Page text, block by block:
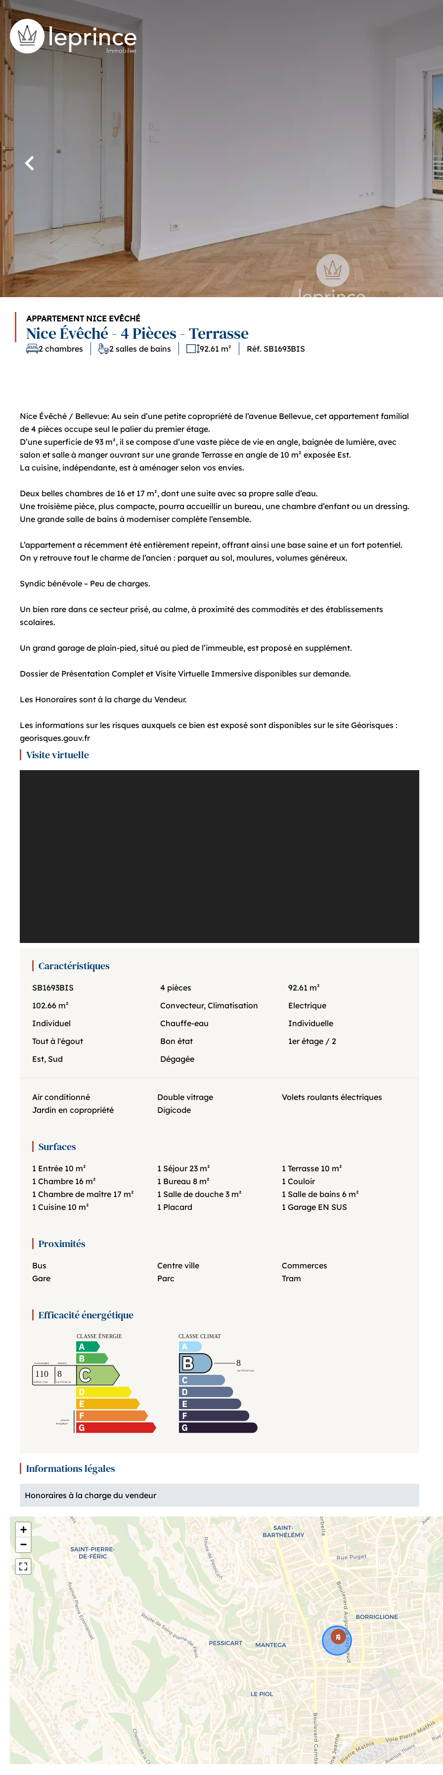
APPARTEMENT NICE EVÊCHÉ
Nice Évêché - 4 Pièces - Terrasse
2 chambres 2 salles de bains 92.61 m² Réf. SB1693BIS
Nice Évêché / Bellevue: Au sein d’une petite copropriété de l’avenue Bellevue, cet appartement familial
de 4 pièces occupe seul le palier du premier étage.
D’une superficie de 93 m², il se compose d’une vaste pièce de vie en angle, baignée de lumière, avec
salon et salle à manger ouvrant sur une grande Terrasse en angle de 10 m² exposée Est.
La cuisine, indépendante, est à aménager selon vos envies.
Deux belles chambres de 16 et 17 m², dont une suite avec sa propre salle d’eau.
Une troisième pièce, plus compacte, pourra accueillir un bureau, une chambre d’enfant ou un dressing.
Une grande salle de bains à moderniser complète l’ensemble.
L’appartement a récemment été entièrement repeint, offrant ainsi une base saine et un fort potentiel.
On y retrouve tout le charme de l’ancien : parquet au sol, moulures, volumes généreux.
Syndic bénévole – Peu de charges.
Un bien rare dans ce secteur prisé, au calme, à proximité des commodités et des établissements
scolaires.
Un grand garage de plain-pied, situé au pied de l’immeuble, est proposé en supplément.
Dossier de Présentation Complet et Visite Virtuelle Immersive disponibles sur demande.
Les Honoraires sont à la charge du Vendeur.
Les informations sur les risques auxquels ce bien est exposé sont disponibles sur le site Géorisques :
georisques.gouv.fr
Visite virtuelle
Caractéristiques
SB1693BIS 4 pièces
92.61 m²
102.66 m²
Convecteur, Climatisation
Electrique
Individuel
Chauffe-eau
Individuelle
Tout à l'égout
Bon état
1er étage / 2
Est, Sud
Dégagée
Air conditionné Double vitrage
Volets roulants électriques
Jardin en copropriété
Digicode
Surfaces
1 Entrée 10 m² 1 Séjour 23 m² 1 Terrasse 10 m²
1 Chambre 16 m² 1 Bureau 8 m²
1 Couloir
1 Chambre de maître 17 m² 1 Salle de douche 3 m² 1 Salle de bains6 m²
1 Cuisine 10 m² 1 Placard 1 Garage EN SUS
Proximités
Bus Centre ville
Commerces
Gare
Parc Tram
Efficacité énergétique
Informations légales
Honoraires à la charge du vendeur
+
−